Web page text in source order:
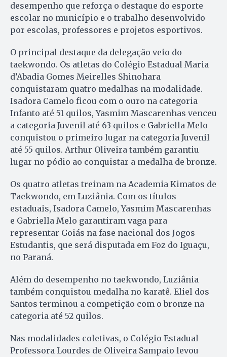
desempenho que reforça o destaque do esporte
escolar no município e o trabalho desenvolvido
por escolas, professores e projetos esportivos.
O principal destaque da delegação veio do
taekwondo. Os atletas do Colégio Estadual Maria
d’Abadia Gomes Meirelles Shinohara
conquistaram quatro medalhas na modalidade.
Isadora Camelo ficou com o ouro na categoria
Infanto até 51 quilos, Yasmim Mascarenhas venceu
a categoria Juvenil até 63 quilos e Gabriella Melo
conquistou o primeiro lugar na categoria Juvenil
até 55 quilos. Arthur Oliveira também garantiu
lugar no pódio ao conquistar a medalha de bronze.
Os quatro atletas treinam na Academia Kimatos de
Taekwondo, em Luziânia. Com os títulos
estaduais, Isadora Camelo, Yasmim Mascarenhas
e Gabriella Melo garantiram vaga para
representar Goiás na fase nacional dos Jogos
Estudantis, que será disputada em Foz do Iguaçu,
no Paraná.
Além do desempenho no taekwondo, Luziânia
também conquistou medalha no karatê. Eliel dos
Santos terminou a competição com o bronze na
categoria até 52 quilos.
Nas modalidades coletivas, o Colégio Estadual
Professora Lourdes de Oliveira Sampaio levou